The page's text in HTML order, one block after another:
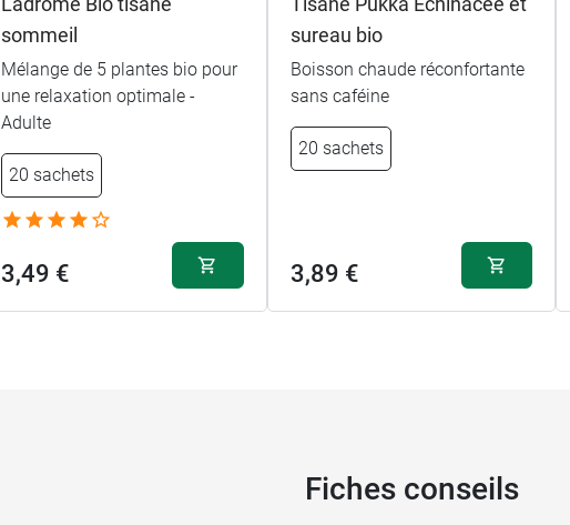
sommeil
Mélange de 5 plantes bio pour
une relaxation optimale -
Adulte
20 sachets
3,49 €
sureau bio
Boisson chaude réconfortante
sans caféine
20 sachets
3,89 €
Fiches conseils